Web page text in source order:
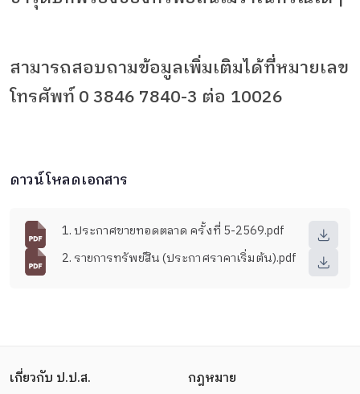
สามารถสอบถามข้อมูลเพิ่มเติมได้ที่หมายเลข
โทรศัพท์0 3846 7840-3 ต่อ 10026
ดาวน์โหลดเอกสาร
1. ประกาศขายทอดตลาด ครั้งที่ 5-2569.pdf
2. รายการทรัพย์สิน (ประกาศราคาเริ่มต้น).pdf
เกี่ยวกับ ป.ป.ส. กฎหมาย